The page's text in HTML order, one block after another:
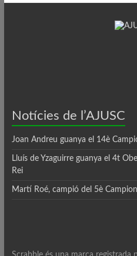
Notícies de l’AJUSC
Joan Andreu guanya el 14è
Lluís de Yzaguirre guanya el 4t
Rei
Martí Roé, campió del 5è